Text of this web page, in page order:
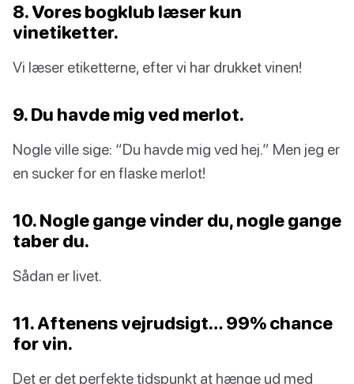
8. Vores bogklub læser kun
vinetiketter.
Vi læser etiketterne, efter vi har drukket vinen!
9. Du havde mig ved merlot.
Nogle ville sige: “Du havde mig ved hej.” Men jeg er
en sucker for en flaske merlot!
10. Nogle gange vinder du, nogle gange
taber du.
Sådan er livet.
11. Aftenens vejrudsigt… 99% chance
for vin.
Det er det perfekte tidspunkt at hænge ud med